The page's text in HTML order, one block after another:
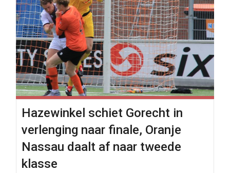
Hazewinkel schiet Gorecht in
verlenging naar finale, Oranje
Nassau daalt af naar tweede
klasse